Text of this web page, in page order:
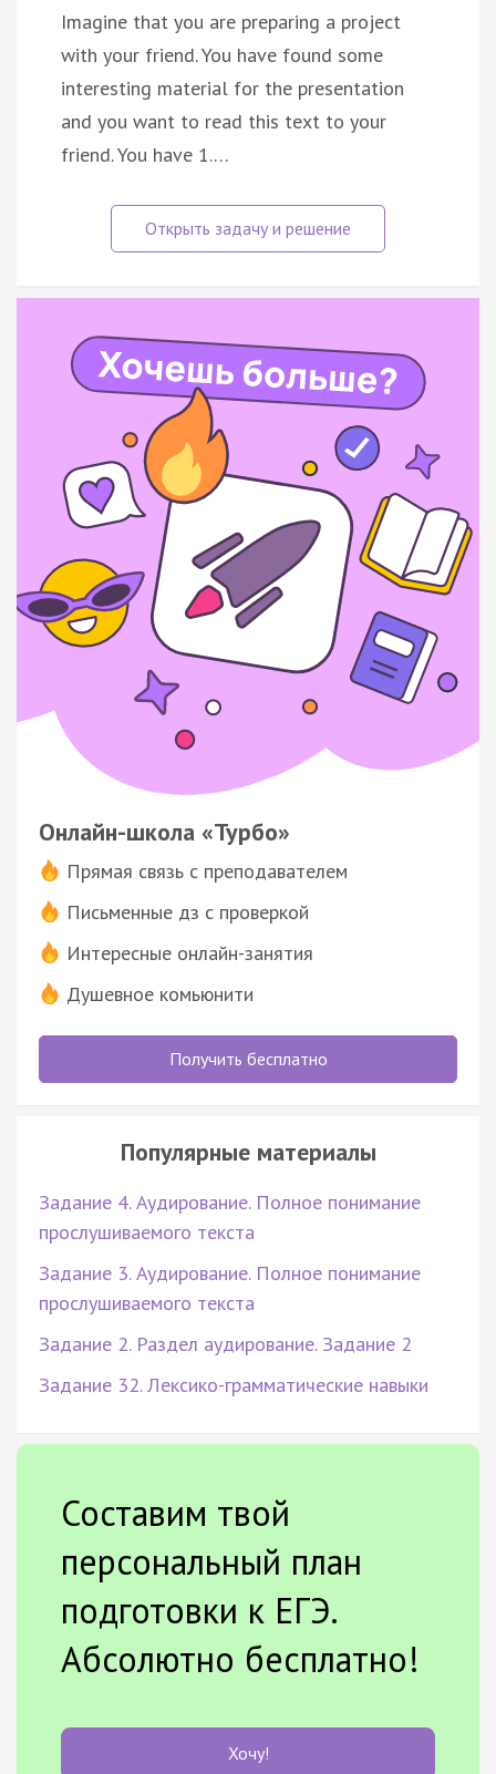
Imagine that you are preparing a project
with your friend. You have found some
interesting material for the presentation
and you want to read this text to your
friend. You have 1.…
Онлайн-школа «Турбо»
Прямая связь с преподавателем
Письменные дз с проверкой
Интересные онлайн-занятия
Душевное комьюнити
Получить бесплатно
Популярные материалы
Задание 4. Аудирование. Полное понимание
прослушиваемого текста
Задание 3. Аудирование. Полное понимание
прослушиваемого текста
Задание 2. Раздел аудирование. Задание 2
Задание 32. Лексико-грамматические навыки
Составим твой
персональный план
подготовки к ЕГЭ.
Абсолютно бесплатно!
Хочу!